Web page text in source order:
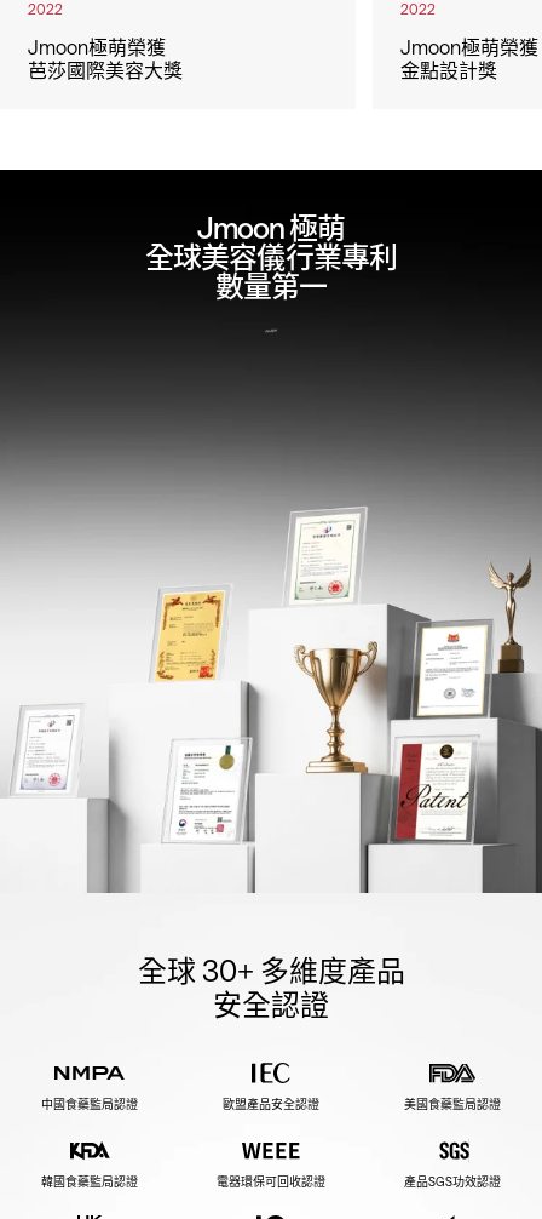
2022
Jmoon極萌榮獲
芭莎國際美容大獎
2022
Jmoon極萌榮獲
金點設計獎
Jmoon 極萌
全球美容儀行業專利
數量第一
全球 30+ 多維度產品
安全認證
中國食藥監局認證 歐盟產品安全認證 美國食藥監局認證
韓國食藥監局認證 電器環保可回收認證 產品SGS功效認證